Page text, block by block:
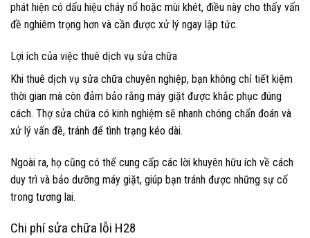
phát hiện có dấu hiệu cháy nổ hoặc mùi khét, điều này cho thấy vấn
đề nghiêm trọng hơn và cần được xử lý ngay lập tức.
Lợi ích của việc thuê dịch vụ sửa chữa
Khi thuê dịch vụ sửa chữa chuyên nghiệp, bạn không chỉ tiết kiệm
thời gian mà còn đảm bảo rằng máy giặt được khắc phục đúng
cách. Thợ sửa chữa có kinh nghiệm sẽ nhanh chóng chẩn đoán và
xử lý vấn đề, tránh để tình trạng kéo dài.
Ngoài ra, họ cũng có thể cung cấp các lời khuyên hữu ích về cách
duy trì và bảo dưỡng máy giặt, giúp bạn tránh được những sự cố
trong tương lai.
Chi phí sửa chữa lỗi H28